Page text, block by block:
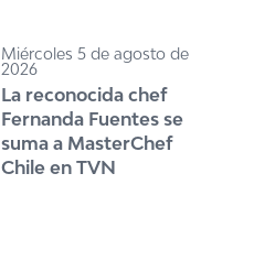
Miércoles 5 de agosto de
2026
La reconocida chef
Fernanda Fuentes se
suma a MasterChef
Chile en TVN